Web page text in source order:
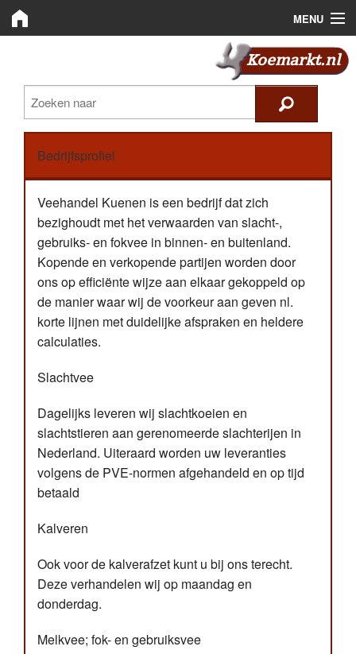
MENU
Zoeken
Nieuws
Plaats advertentie
Inloggen
Registreren
Koemarkt.nl
Bedrijfsprofiel
Veehandel Kuenen is een bedrijf dat zich
bezighoudt met het verwaarden van slacht-,
gebruiks- en fokvee in binnen- en buitenland.
Kopende en verkopende partijen worden door
ons op efficiënte wijze aan elkaar gekoppeld op
de manier waar wij de voorkeur aan geven nl.
korte lijnen met duidelijke afspraken en heldere
calculaties.
Slachtvee
Dagelijks leveren wij slachtkoeien en
slachtstieren aan gerenomeerde slachterijen in
Nederland. Uiteraard worden uw leveranties
volgens de PVE-normen afgehandeld en op tijd
betaald
Kalveren
Ook voor de kalverafzet kunt u bij ons terecht.
Deze verhandelen wij op maandag en
donderdag.
Melkvee; fok- en gebruiksvee